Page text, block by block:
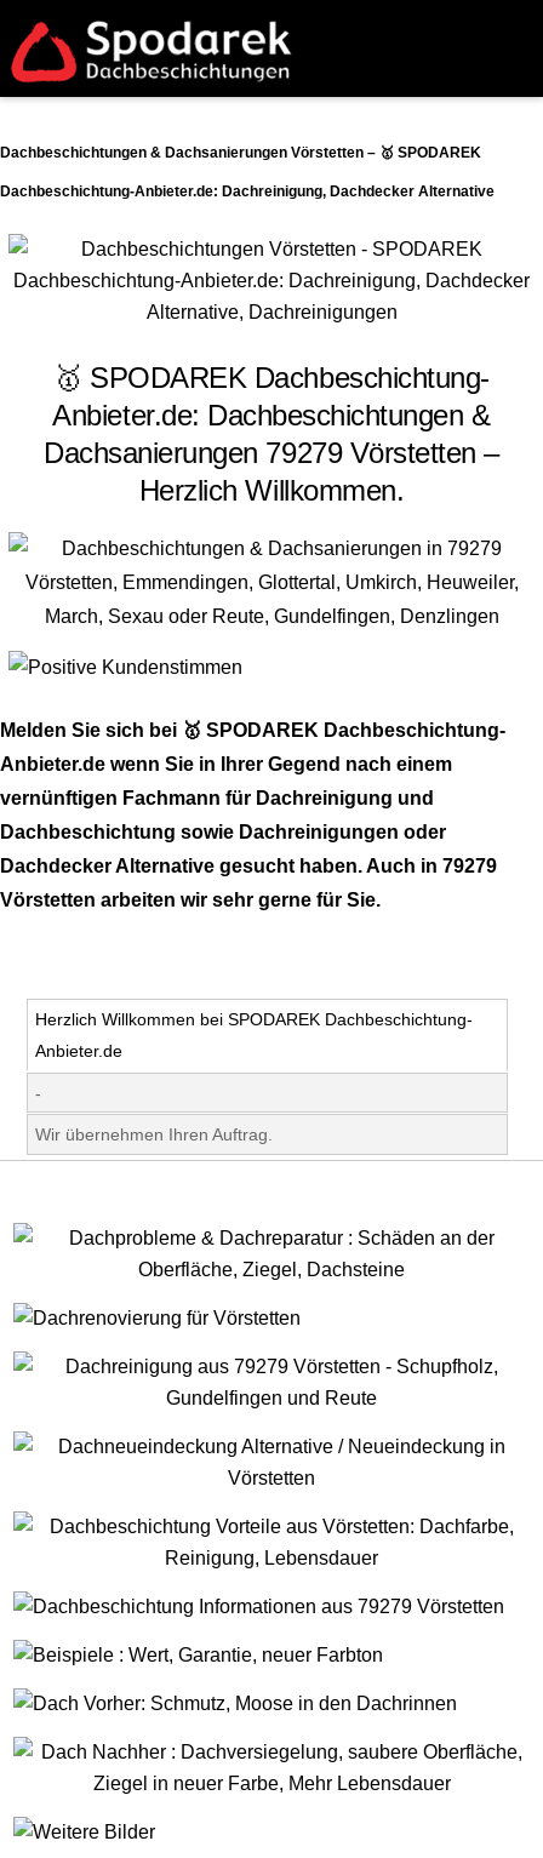
Dachbeschichtungen & Dachsanierungen Vörstetten – 🥇 SPODAREK
Dachbeschichtung-Anbieter.de: Dachreinigung, Dachdecker Alternative
🥇 SPODAREK Dachbeschichtung-
Anbieter.de: Dachbeschichtungen &
Dachsanierungen 79279 Vörstetten –
Herzlich Willkommen.
Melden Sie sich bei 🥇 SPODAREK Dachbeschichtung-
Anbieter.de wenn Sie in Ihrer Gegend nach einem
vernünftigen Fachmann für Dachreinigung und
Dachbeschichtung sowie Dachreinigungen oder
Dachdecker Alternative gesucht haben. Auch in 79279
Vörstetten arbeiten wir sehr gerne für Sie.
Herzlich Willkommen bei SPODAREK Dachbeschichtung-
Anbieter.de
-
Wir übernehmen Ihren Auftrag.